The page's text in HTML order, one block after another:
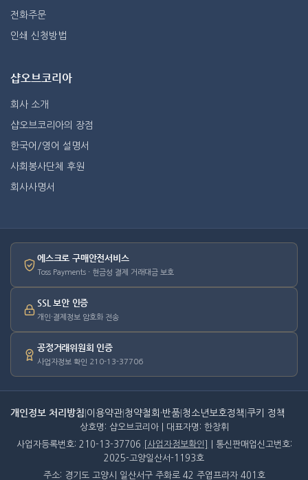
전화주문
인쇄 신청방법
샵오브코리아
회사 소개
샵오브코리아의 장점
한국어/영어 설명서
사회봉사단체 후원
회사사명서
에스크로 구매안전서비스
Toss Payments · 현금성 결제 거래대금 보호
SSL 보안 인증
개인·결제정보 암호화 전송
공정거래위원회 인증
사업자정보 확인 210-13-37706
개인정보 처리방침 이용약관 청약철회·반품 청소년보호정책 쿠키 정책
상호명: 샵오브코리아 | 대표자명: 한창휘
사업자등록번호: 210-13-37706
[사업자정보확인]
| 통신판매업신고번호:
2025-고양일산서-1193호
주소: 경기도 고양시 일산서구 주화로 42 주엽프라자 401호